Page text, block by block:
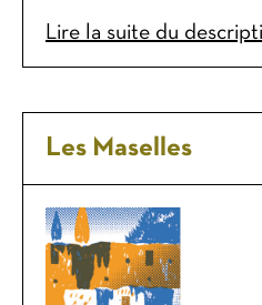
Lire la suite du
Les Maselles